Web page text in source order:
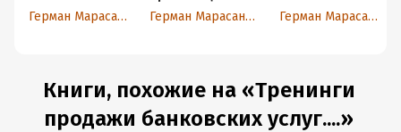
й тренинг
Герман Марасанов
м
консультировани
Герман Марасанов
:
психологически
Герман Марасанов
Книги, похожие на «Тренинги
продажи банковских услуг....»